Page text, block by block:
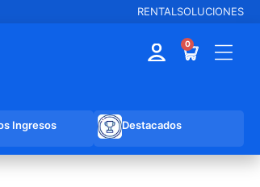
RENTAL SOLUCIONES
0
Ingresos Destacados